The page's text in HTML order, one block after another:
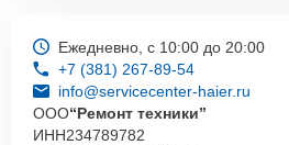
Ежедневно, с 10:00 до 20:00
+7 (381) 267-89-54
info@servicecenter-haier.ru
ООО“Ремонт техники”
ИНН234789782